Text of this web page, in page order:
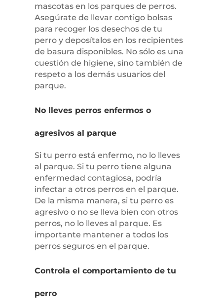
mascotas en los parques de perros.
Asegúrate de llevar contigo bolsas
para recoger los desechos de tu
perro y deposítalos en los recipientes
de basura disponibles. No sólo es una
cuestión de higiene, sino también de
respeto a los demás usuarios del
parque.
No lleves perros enfermos o
agresivos al parque
Si tu perro está enfermo, no lo lleves
al parque. Si tu perro tiene alguna
enfermedad contagiosa, podría
infectar a otros perros en el parque.
De la misma manera, si tu perro es
agresivo o no se lleva bien con otros
perros, no lo lleves al parque. Es
importante mantener a todos los
perros seguros en el parque.
Controla el comportamiento de tu
perro